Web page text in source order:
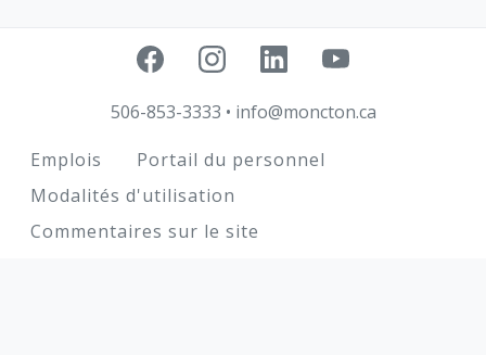
506-853-3333 • info@moncton.ca
Footer
Emplois
Portail du personnel
Modalités d'utilisation
Commentaires sur le site